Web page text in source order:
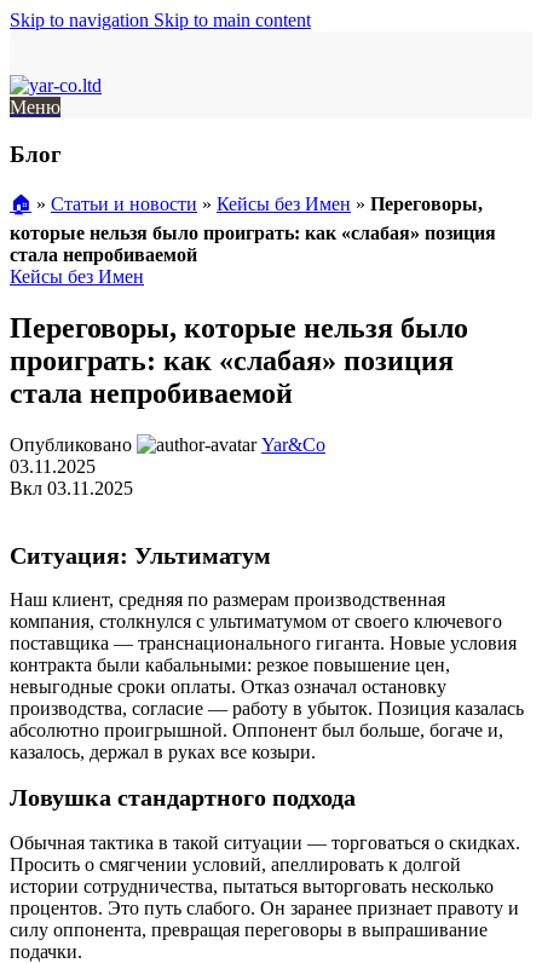
Skip to navigation Skip to main content
Меню
Блог
🏠︎ » Статьи и новости » Кейсы без Имен » Переговоры,
которые нельзя было проиграть: как «слабая» позиция
стала непробиваемой
Кейсы без Имен
Переговоры, которые нельзя было
проиграть: как «слабая» позиция
стала непробиваемой
Опубликовано
Yar&Co
03.11.2025
Вкл 03.11.2025
Ситуация: Ультиматум
Наш клиент, средняя по размерам производственная
компания, столкнулся с ультиматумом от своего ключевого
поставщика — транснационального гиганта. Новые условия
контракта были кабальными: резкое повышение цен,
невыгодные сроки оплаты. Отказ означал остановку
производства, согласие — работу в убыток. Позиция казалась
абсолютно проигрышной. Оппонент был больше, богаче и,
казалось, держал в руках все козыри.
Ловушка стандартного подхода
Обычная тактика в такой ситуации — торговаться о скидках.
Просить о смягчении условий, апеллировать к долгой
истории сотрудничества, пытаться выторговать несколько
процентов. Это путь слабого. Он заранее признает правоту и
силу оппонента, превращая переговоры в выпрашивание
подачки.